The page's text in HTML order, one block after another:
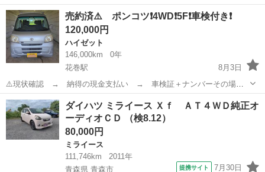
がとうございます。 ダイハツ ミライースの出品になります。 走行距
離 170762キロ 車検満了日 R9年6月1日です！ 2WD FF駆動になりま
す。 ...
岩手 北上市 江釣子駅 ミライース
売約済⚠️ ポンコツ❗4WD❗5F❗車検付き❗
120,000円
ハイゼット
146,000km
0年
花巻駅
8月3日
⚠️現状確認 → 納得の現金支払い → 車検証＋ナンバーその場渡
し → 購入様での名義変更 → 車両引渡しです。 🏍️4日～11日ま
でツーリングに出てしまいますので、現状確認はお盆中の12.13.14.15
日対応可能 (...
岩手 花巻市 花巻駅 ハイゼット
ダイハツ ミライース Ｘｆ ＡＴ４ＷＤ純正オ
ーディオＣＤ （検8.12）
80,000円
ミライース
111,746km
2011年
青森県 青森市
提携サイト 7月30日